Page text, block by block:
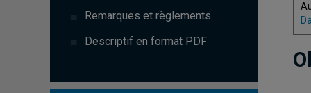
Remarques et règlements
Descriptif en format PDF